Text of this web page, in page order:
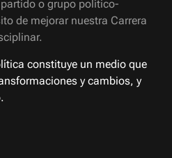
o grupo político-
de mejorar nuestra Carrera
constituye un medio que
y cambios, y